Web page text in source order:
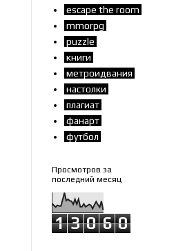
escape the room
mmorpg
puzzle
книги
метроидвания
настолки
плагиат
фанарт
футбол
Просмотров за
последний месяц
1 3 0 6 0